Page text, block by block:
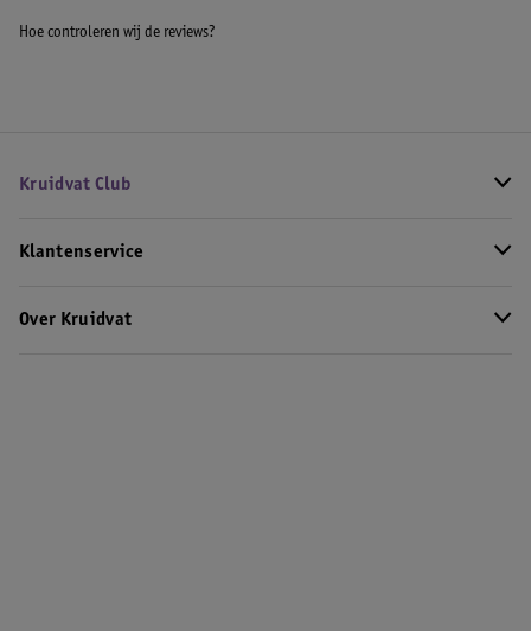
Hoe controleren wij de reviews?
Kruidvat Club
Klantenservice
Over Kruidvat